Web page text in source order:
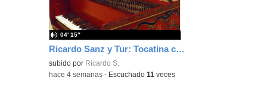
Ricardo Sanz y Tur: Tocatina concertante al aire español
subido por Ricardo S.
04′ 15″
-hace 4 semanas - Escuchado11 veces